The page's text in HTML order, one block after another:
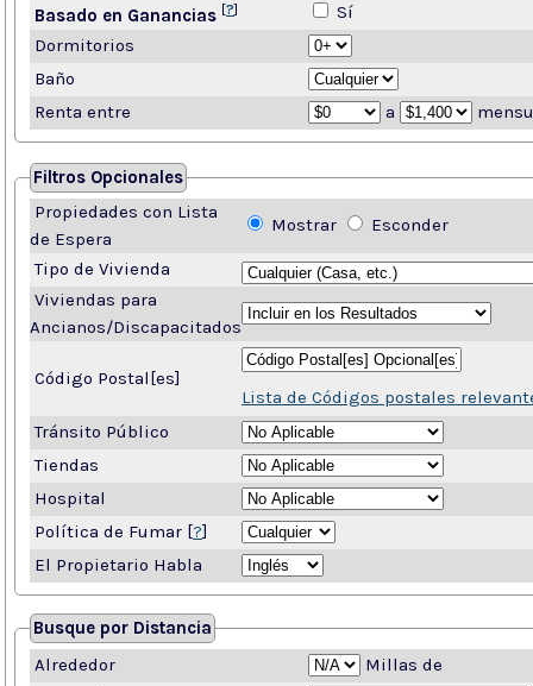
Basado en Ganancias [?]
Sí
Dormitorios
Baño
Renta entre
a
Filtros Opcionales
Propiedades con Lista
de Espera
Mostrar Esconder
Tipo de Vivienda
Viviendas para
Ancianos/Discapacitados
Código Postal[es]
Lista de Códigos postales
Tránsito Público
Tiendas
Hospital
Política de Fumar [?]
El Propietario Habla
Busque por Distancia
Alrededor
Millas de